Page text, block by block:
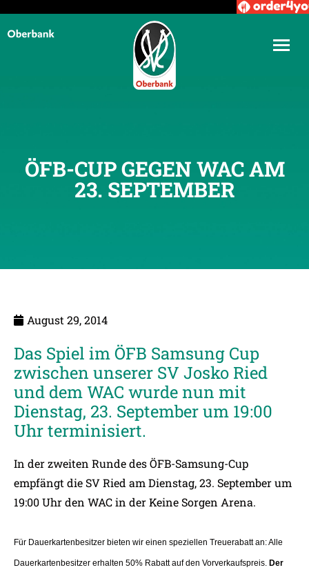
ÖFB-CUP GEGEN WAC AM
23. SEPTEMBER
August 29, 2014
Das Spiel im ÖFB Samsung Cup
zwischen unserer SV Josko Ried
und dem WAC wurde nun mit
Dienstag, 23. September um 19:00
Uhr terminisiert.
In der zweiten Runde des ÖFB-Samsung-Cup
empfängt die SV Ried am Dienstag, 23. September um
19:00 Uhr den WAC in der Keine Sorgen Arena.
Für Dauerkartenbesitzer bieten wir einen speziellen Treuerabatt an: Alle
Dauerkartenbesitzer erhalten 50% Rabatt auf den Vorverkaufspreis. Der